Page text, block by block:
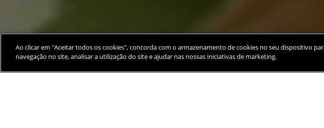
Ao clicar em "Aceitar todos os cookies", concorda com o armazenamento de cookies no seu dispositivo
navegação no site, analisar a utilização do site e ajudar nas nossas iniciativas de marketing.